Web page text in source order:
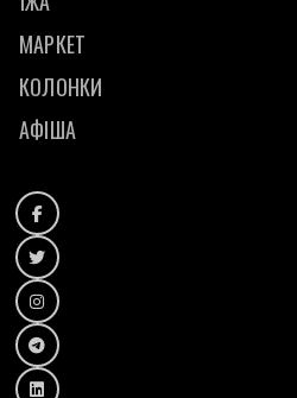
МАРКЕТ
КОЛОНКИ
АФІША